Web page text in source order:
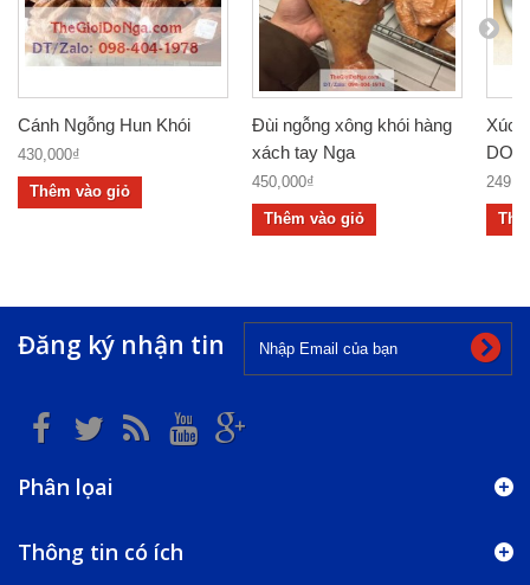
Cánh Ngỗng Hun Khói
430,000₫
Thêm vào giỏ
Đùi ngỗng xông khói hàng
xách tay Nga
450,000₫
Thêm vào giỏ
Xúc
Đăng ký nhận tin
Phân lọai
Thông tin có ích